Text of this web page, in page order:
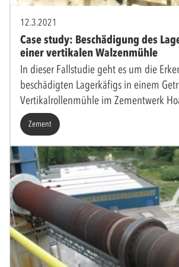
12.3.2021
Case study: Beschädigung des
einer vertikalen Walzenmühle
In dieser Fallstudie geht es um die
beschädigten Lagerkäfigs in einem
Vertikalrollenmühle im Zementwerk
Zement